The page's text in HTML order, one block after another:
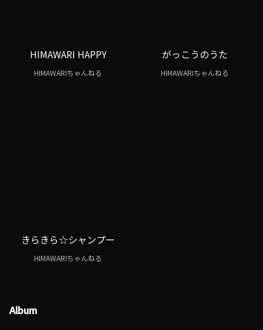
HIMAWARI HAPPY
HIMAWARIちゃんねる
がっこうのうた
HIMAWARIちゃんねる
きらきら☆シャンプー
HIMAWARIちゃんねる
Album